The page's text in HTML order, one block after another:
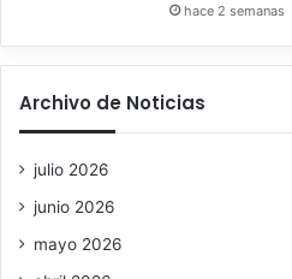
hace 2 semanas
Archivo de Noticias
julio 2026
junio 2026
mayo 2026